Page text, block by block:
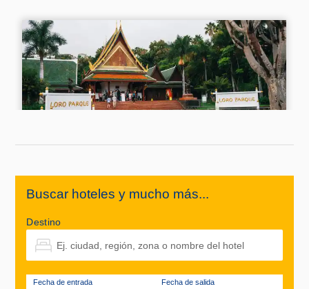
Buscar hoteles y mucho más...
Destino
Fecha de entrada Fecha de salida